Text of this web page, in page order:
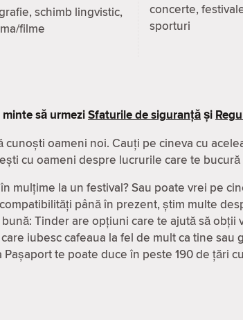
schimb lingvistic,
filme
concerte,
sporturi
să urmeziSfaturile de siguranțăși
oameni noi. Cauți pe cineva cu
cu oameni despre lucrurile care te bucură
mulțime la un festival? Sau poate vrei pe
până în prezent, știm multe
Tinder are opțiuni care te ajută să obții
iubesc cafeaua la fel de mult ca tine
te poate duce în peste 190 de țări